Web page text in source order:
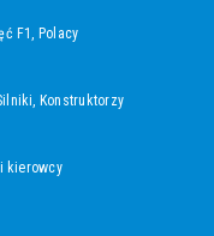
F1, Polacy
, Konstruktorzy
kierowcy